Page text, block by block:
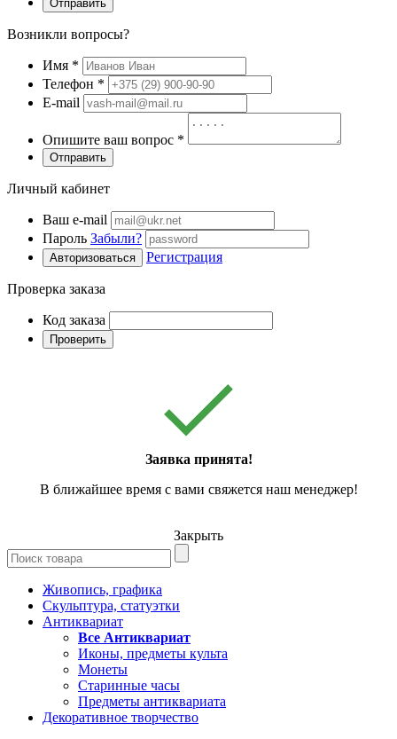
Отправить
Возникли вопросы?
Имя *
Телефон *
E-mail
Опишите ваш вопрос *
Отправить
Личный кабинет
Ваш e-mail
Пароль Забыли?
Авторизоваться Регистрация
Проверка заказа
Код заказа
Проверить
Заявка принята!
В ближайшее время с вами свяжется наш менеджер!
Закрыть
Живопись, графика
Скульптура, статуэтки
Антиквариат
Все Антиквариат
Иконы, предметы культа
Монеты
Старинные часы
Предметы антиквариата
Декоративное творчество